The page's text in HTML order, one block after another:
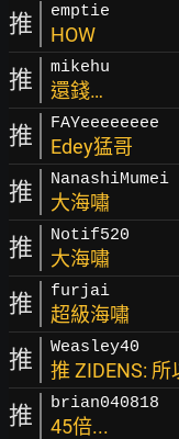
推 emptie
HOW
推 mikehu
還錢…
推 FAYeeeeeeee
Edey猛哥
推 NanashiMumei
大海嘯
推 Notif520
大海嘯
推 furjai
超級海嘯
推 Weasley40
推 ZIDENS:
推 brian040818
45倍...